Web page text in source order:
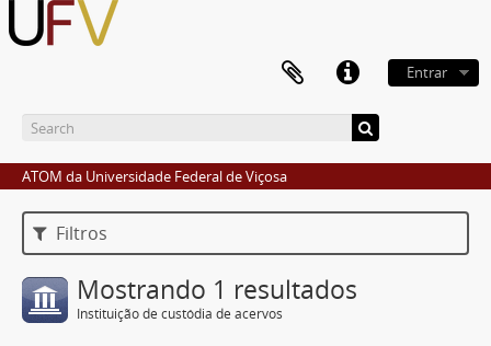
Entrar
ATOM da Universidade Federal de Viçosa
Filtros
Mostrando 1 resultados
Instituição de custódia de acervos